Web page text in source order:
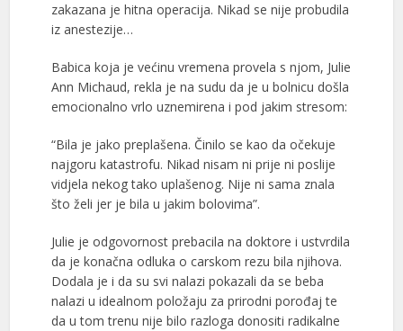
zakazana je hitna operacija. Nikad se nije probudila
iz anestezije…
Babica koja je većinu vremena provela s njom, Julie
Ann Michaud, rekla je na sudu da je u bolnicu došla
emocionalno vrlo uznemirena i pod jakim stresom:
“Bila je jako preplašena. Činilo se kao da očekuje
najgoru katastrofu. Nikad nisam ni prije ni poslije
vidjela nekog tako uplašenog. Nije ni sama znala
što želi jer je bila u jakim bolovima”.
Julie je odgovornost prebacila na doktore i ustvrdila
da je konačna odluka o carskom rezu bila njihova.
Dodala je i da su svi nalazi pokazali da se beba
nalazi u idealnom položaju za prirodni porođaj te
da u tom trenu nije bilo razloga donositi radikalne